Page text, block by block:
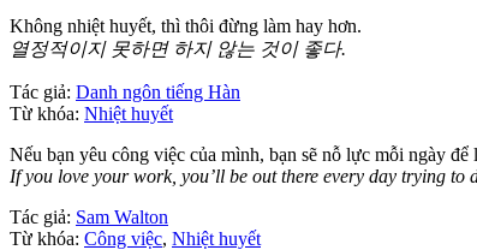
Không nhiệt huyết, thì thôi đừng làm hay hơn.
열정적이지 못하면 하지 않는 것이 좋다.
Tác giả: Danh ngôn tiếng Hàn
Từ khóa: Nhiệt huyết
Nếu bạn yêu công việc của mình, bạn sẽ nỗ lực mỗi ngày
If you love your work, you’ll be out there every day trying to
Tác giả: Sam Walton
Từ khóa: Công việc, Nhiệt huyết